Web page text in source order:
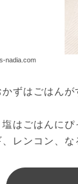
nadia.com
ずはごはん
はごはんに
レンコン、な